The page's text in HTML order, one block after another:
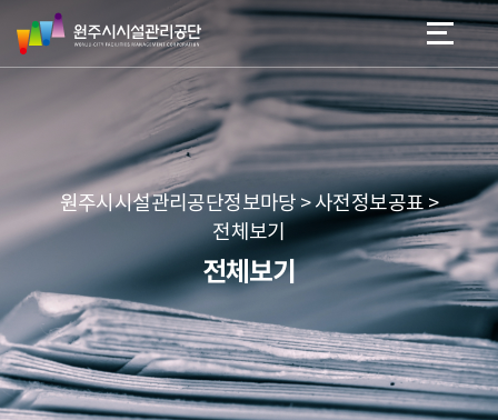
네
본문 바로가기
메뉴 바로가기
원
주
시
리
공
단
원주시시설관리공단정보마당 > 사전정보공표 >
전체보기
전체보기